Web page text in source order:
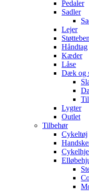
Pedaler
Sadler
Lejer
Støtteben
Håndtag
Kæder
Låse
Dæk og
Lygter
Outlet
Tilbehør
Cykeltøj